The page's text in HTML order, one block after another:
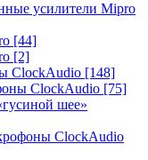
усилители Mipro
[44]
[2]
ClockAudio [148]
ClockAudio [75]
шее»
ClockAudio